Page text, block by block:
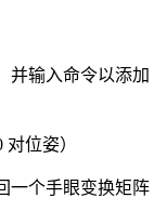
并输入命令以添加
位姿）
一个手眼变换矩阵